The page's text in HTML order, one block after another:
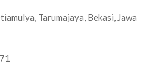
Tarumajaya, Bekasi, Jawa